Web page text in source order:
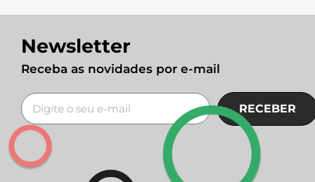
Newsletter
Receba as novidades por e-mail
RECEBER